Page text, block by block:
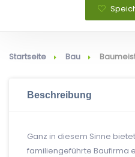
Startseite Bau
Beschreibung
Ganz in diesem Sinne
familiengeführte Baufirma